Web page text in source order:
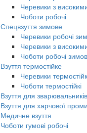
Черевики з
Чоботи робочі
Спецвзуття зимове
Черевики робочі
Черевики з
Чоботи робочі
Взуття термостійке
Черевики
Чоботи термостійкі
Взуття для зварювальників
Взуття для харчової
Медичне взуття
Чоботи гумові робочі